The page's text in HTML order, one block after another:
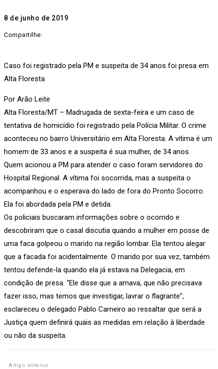
8 de junho de 2019
Compartilhe:
Caso foi registrado pela PM e suspeita de 34 anos foi presa em
Alta Floresta
Por Arão Leite
Alta Floresta/MT – Madrugada de sexta-feira e um caso de
tentativa de homicídio foi registrado pela Polícia Militar. O crime
aconteceu no bairro Universitário em Alta Floresta. A vítima é um
homem de 33 anos e a suspeita é sua mulher, de 34 anos.
Quem acionou a PM para atender o caso foram servidores do
Hospital Regional. A vítima foi socorrida, mas a suspeita o
acompanhou e o esperava do lado de fora do Pronto Socorro.
Ela foi abordada pela PM e detida.
Os policiais buscaram informações sobre o ocorrido e
descobriram que o casal discutia quando a mulher em posse de
uma faca golpeou o marido na região lombar. Ela tentou alegar
que a facada foi acidentalmente. O marido por sua vez, também
tentou defende-la quando ela já estava na Delegacia, em
condição de presa. “Ele disse que a amava, que não precisava
fazer isso, mas temos que investigar, lavrar o flagrante”,
esclareceu o delegado Pablo Carneiro ao ressaltar que será a
Justiça quem definirá quais as medidas em relação à liberdade
ou não da suspeita.
Artigo anterior